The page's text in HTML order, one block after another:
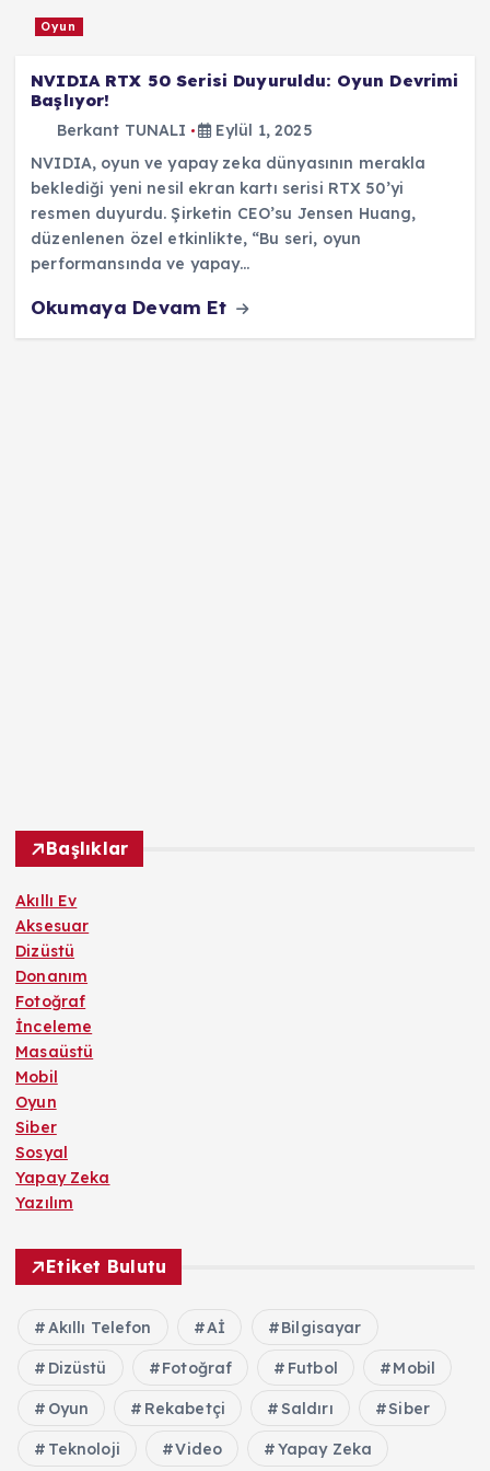
Oyun
NVIDIA RTX 50 Serisi Duyuruldu: Oyun Devrimi
Başlıyor!
Berkant TUNALI
Eylül 1, 2025
NVIDIA, oyun ve yapay zeka dünyasının merakla
beklediği yeni nesil ekran kartı serisi RTX 50’yi
resmen duyurdu. Şirketin CEO’su Jensen Huang,
düzenlenen özel etkinlikte, “Bu seri, oyun
performansında ve yapay…
Okumaya Devam Et
Başlıklar
Akıllı Ev
Aksesuar
Dizüstü
Donanım
Fotoğraf
İnceleme
Masaüstü
Mobil
Oyun
Siber
Sosyal
Yapay Zeka
Yazılım
Etiket Bulutu
Akıllı Telefon Aİ Bilgisayar
Dizüstü Fotoğraf Futbol Mobil
Oyun Rekabetçi Saldırı Siber
Teknoloji Video Yapay Zeka